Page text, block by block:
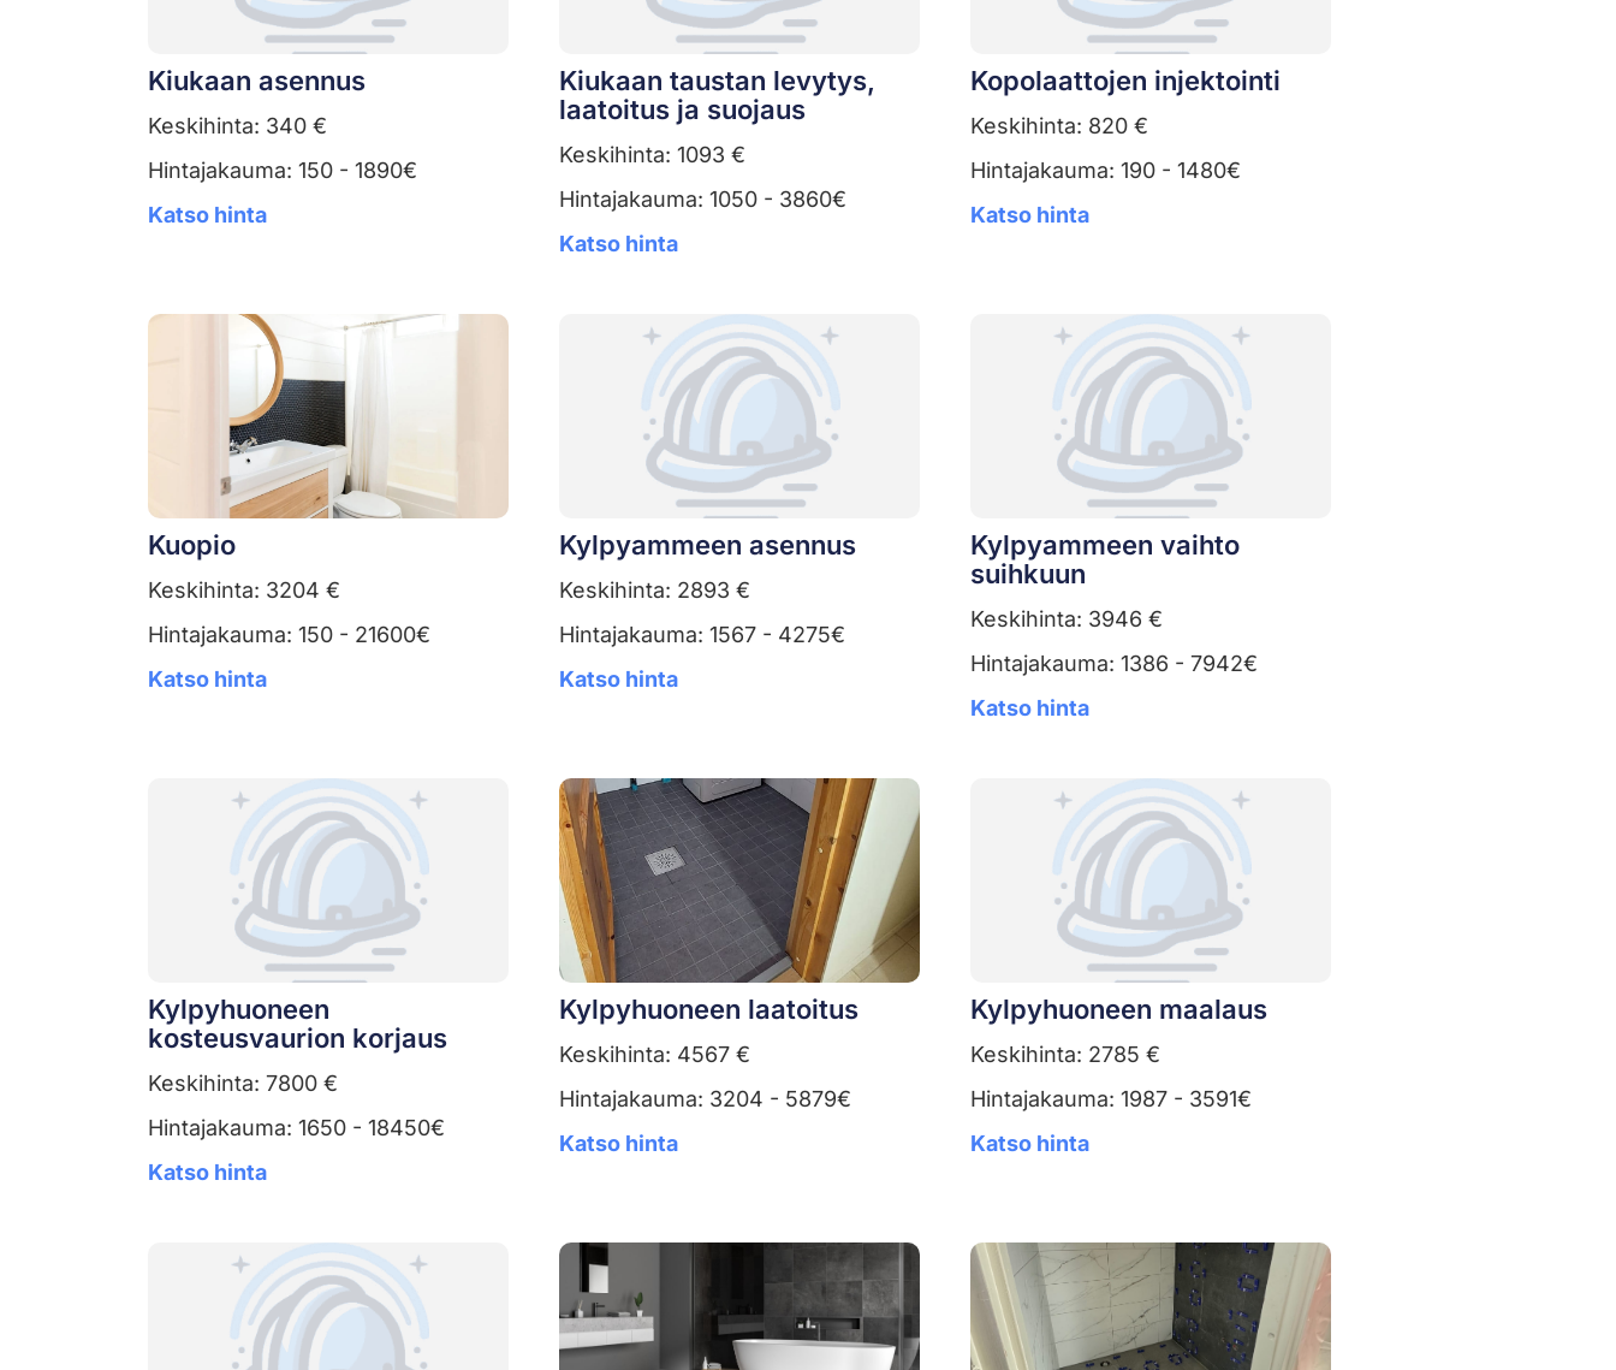
Kiukaan asennus
Keskihinta: 340 €
Hintajakauma: 150 - 1890€
Katso hinta
Kiukaan taustan levytys,
laatoitus ja suojaus
Keskihinta: 1093 €
Hintajakauma: 1050 - 3860€
Katso hinta
Kopolaattojen injektointi
Keskihinta: 820 €
Hintajakauma: 190 - 1480€
Katso hinta
Kuopio
Keskihinta: 3204 €
Hintajakauma: 150 - 21600€
Katso hinta
Kylpyammeen asennus
Keskihinta: 2893 €
Hintajakauma: 1567 - 4275€
Katso hinta
Kylpyammeen vaihto
suihkuun
Keskihinta: 3946 €
Hintajakauma: 1386 - 7942€
Katso hinta
Kylpyhuoneen
kosteusvaurion korjaus
Keskihinta: 7800 €
Hintajakauma: 1650 - 18450€
Katso hinta
Kylpyhuoneen laatoitus
Keskihinta: 4567 €
Hintajakauma: 3204 - 5879€
Katso hinta
Kylpyhuoneen maalaus
Keskihinta: 2785 €
Hintajakauma: 1987 - 3591€
Katso hinta